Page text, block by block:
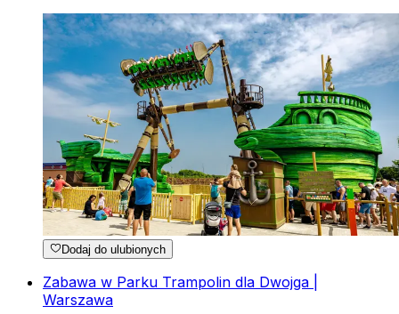
Dodaj do ulubionych
Zabawa w Parku Trampolin dla Dwojga |
Warszawa